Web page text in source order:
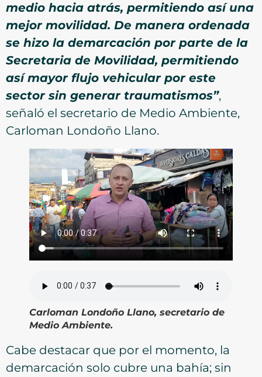
medio hacia atrás, permitiendo así una
mejor movilidad. De manera ordenada
se hizo la demarcación por parte de la
Secretaria de Movilidad, permitiendo
así mayor flujo vehicular por este
sector sin generar traumatismos”,
señaló el secretario de Medio Ambiente,
Carloman Londoño Llano.
Carloman Londoño Llano, secretario de
Medio Ambiente.
Cabe destacar que por el momento, la
demarcación solo cubre una bahía; sin